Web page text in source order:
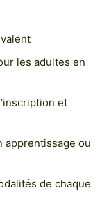
les adultes en
et
apprentissage ou
de chaque